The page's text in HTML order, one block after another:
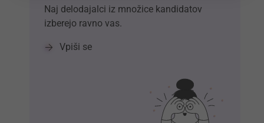
Naj delodajalci iz množice kandidatov
izberejo ravno vas.
Vpiši se